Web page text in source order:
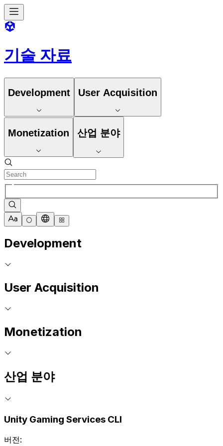
기술 자료
Development User Acquisition
Monetization 산업 분야
Development
User Acquisition
Monetization
산업 분야
Unity Gaming Services CLI
버전: